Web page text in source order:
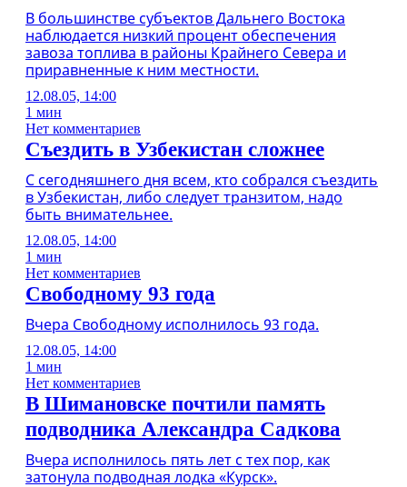
В большинстве субъектов Дальнего Востока
наблюдается низкий процент обеспечения
завоза топлива в районы Крайнего Севера и
приравненные к ним местности.
12.08.05, 14:00
1 мин
Нет комментариев
Съездить в Узбекистан сложнее
С сегодняшнего дня всем, кто собрался съездить
в Узбекистан, либо следует транзитом, надо
быть внимательнее.
12.08.05, 14:00
1 мин
Нет комментариев
Свободному 93 года
Вчера Свободному исполнилось 93 года.
12.08.05, 14:00
1 мин
Нет комментариев
В Шимановске почтили память
подводника Александра Садкова
Вчера исполнилось пять лет с тех пор, как
затонула подводная лодка «Курск».